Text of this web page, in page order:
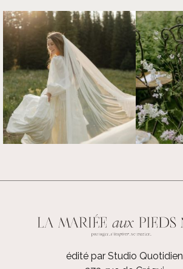
édité par Studio Quotidien